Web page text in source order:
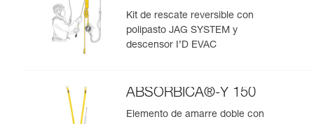
Kit de rescate reversible con
polipasto JAG SYSTEM y
descensor I’D EVAC
ABSORBICA®-Y 150
Elemento de amarre doble con